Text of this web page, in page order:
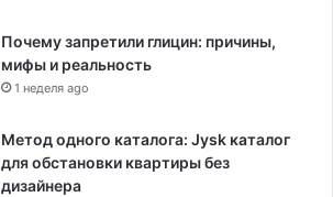
Почему запретили глицин: причины,
мифы и реальность
1 неделя ago
Метод одного каталога: Jysk каталог
для обстановки квартиры без
дизайнера